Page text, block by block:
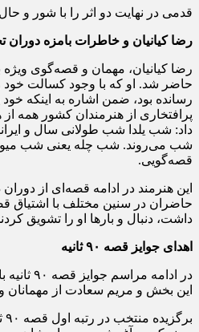
قدمی در نهایت دو اثر را با شور و
رضا کیانیان و خاطرات بامزه دوران
رضا کیانیان، مهمان و قصه‌گوی
حاضر شد. او که با وجود کسالت خود
رسانده بود، ضمن اشاره به اینکه
پرافتخاری از هنرمندان کشور همه از
داد: شب یلدا شب طولانی سال و
شب می‌روند. شب چله یعنی شب
قصه‌گویی.
این هنرمند در ادامه قصه‌ای از
حاضران در سنین مختلف با اشتیاق
داشت، دنبال و بارها او را تشویق
اهدای جوایز قصه ۹۰ ثانیه
در ادامه
این بخش و مریم سعادت از مهمانان